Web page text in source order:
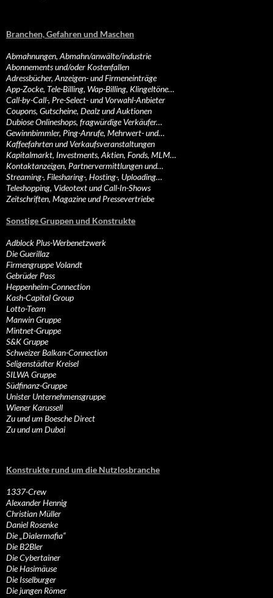
Branchen, Gefahren und Maschen
Abmahnungen, Abmahn/anwälte/industrie
Abonnements und/oder Kostenfallen
Adressbücher, Anzeigen- und Firmeneinträge
App-Zocke, Tele-Billing, Wap-Billing, Klingeltöne…
Call-by-Call-, Pre-Select- und Vorwahl-Anbieter
Coupons, Gutscheine, Dealz und Auktionen
Dubiose Onlineshops, fragwürdige Verkäufer…
Gewinnbimmler, Ping-Anrufe, Mehrwert- und…
Kaffeefahrten und Verkaufsveranstaltungen
Kapitalmarkt, Investments, Aktien, Fonds, MLM…
Kontaktanzeigen, Partnervermittlungen und…
Streaming-, Filesharing-, Hosting-, Uploading…
Teleshopping, Videotext und Call-In-Shows
Zeitschriften, Magazine und Pressevertriebe
Sonstige Gruppen und Konstrukte
Adblock Plus-Werbenetzwerk
Die Guerillaz
Firmengruppe Volandt
Gebrüder Pass
Heppenheim-Connection
Kash-Capital Group
Lotto-Team
Manwin Gruppe
Mintnet-Gruppe
S&K Gruppe
Schweizer Balkan-Connection
Seligenstädter Kreisel
SILWA Gruppe
Südfinanz-Gruppe
Unister Unternehmensgruppe
Wiener Karussell
Zu und um Boesche Direct
Zu und um Dubai
Konstrukte rund um die Nutzlosbranche
1337-Crew
Alexander Hennig
Christian Müller
Daniel Rosenke
Die „Dialermafia“
Die B2Bler
Die Cybertainer
Die Hasimäuse
Die Isselburger
Die jungen Römer